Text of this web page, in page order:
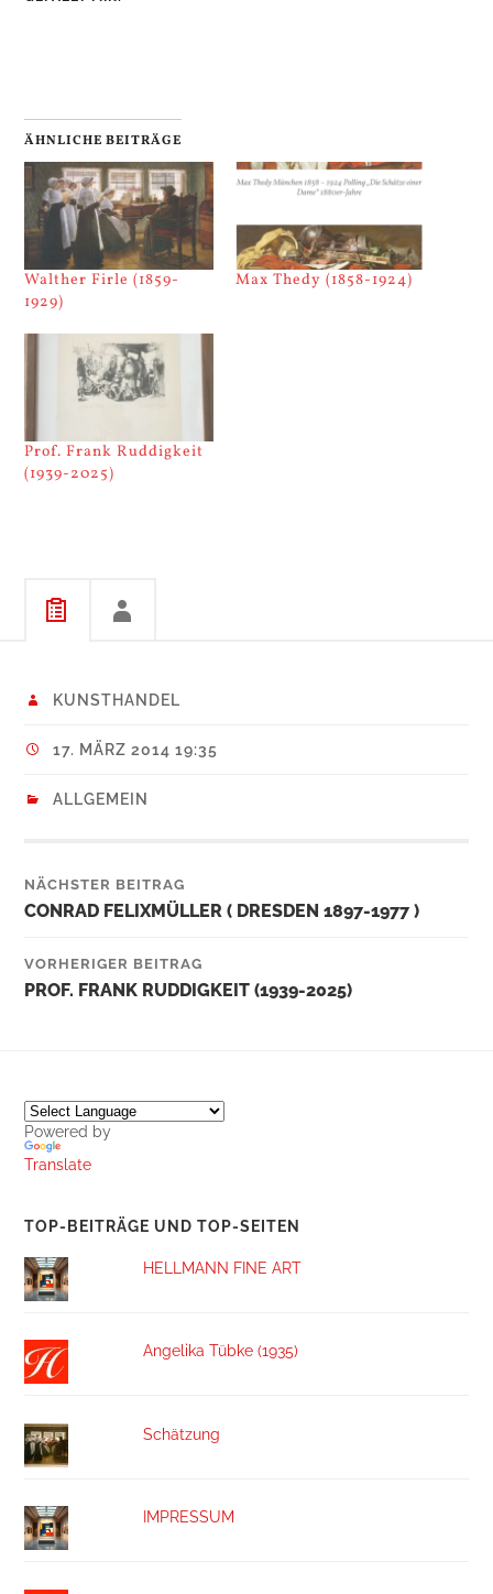
ÄHNLICHE BEITRÄGE
Walther Firle (1859-
1929)
Max Thedy (1858-1924)
Prof. Frank Ruddigkeit
(1939-2025)
KUNSTHANDEL
17. MÄRZ 2014 19:35
ALLGEMEIN
NÄCHSTER BEITRAG
CONRAD FELIXMÜLLER ( DRESDEN 1897-1977 )
VORHERIGER BEITRAG
PROF. FRANK RUDDIGKEIT (1939-2025)
Powered by
Translate
TOP-BEITRÄGE UND TOP-SEITEN
HELLMANN FINE ART
Angelika Tübke (1935)
Schätzung
IMPRESSUM